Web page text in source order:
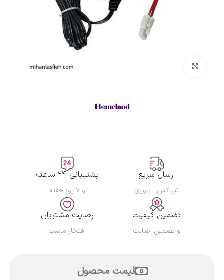
بزرگنمایی تصویر
ارسال سریع
تیپاکس - باربری
پشتیبانی ۲۴ ساعته
و ۷ روز هفته
تضمین کیفیت
و تضمین اصالت
رضایت مشتریان
افتخار ماست
قیمت محصول